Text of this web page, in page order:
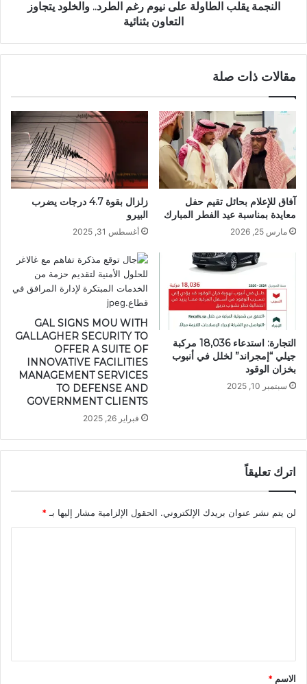
النجمة يقلب الطاولة على نيوم رغم الطرد.. والخلود يتجاوز
التعاون بثنائية
مقالات ذات صلة
آفاق للإعلام بحائل تقيم حفل
معايدة بمناسبة عيد الفطر المبارك
مارس 25, 2026
زلزال بقوة 4.7 درجات يضرب
البيرو
أغسطس 31, 2025
التجارة: استدعاء 18,036 مركبة
جيلي “إمجراند” لخلل في أنبوب
بخزان الوقود
سبتمبر 10, 2025
GAL SIGNS MOU WITH
GALLAGHER SECURITY TO
OFFER A SUITE OF
INNOVATIVE FACILITIES
MANAGEMENT SERVICES
TO DEFENSE AND
GOVERNMENT CLIENTS
فبراير 26, 2025
اترك تعليقاً
لن يتم نشر عنوان بريدك الإلكتروني. الحقول الإلزامية مشار إليها بـ*
ق
*
الاسم *